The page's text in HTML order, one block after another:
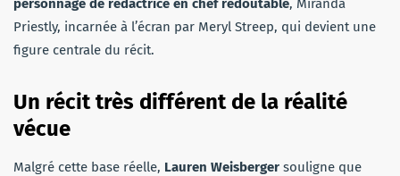
personnage de rédactrice en chef redoutable, Miranda
Priestly, incarnée à l’écran par Meryl Streep, qui devient une
figure centrale du récit.
Un récit très différent de la réalité
vécue
Malgré cette base réelle, Lauren Weisberger souligne que